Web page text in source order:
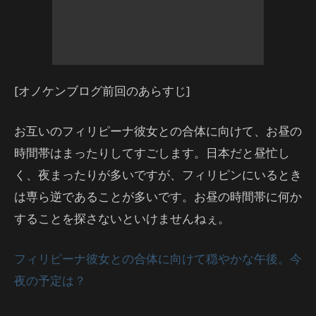
[オノケンブログ前回のあらすじ]
お互いのフィリピーナ彼女との合体に向けて、お昼の
時間帯はまったりしてすごします。日本だと昼忙し
く、夜まったりが多いですが、フィリピンにいるとき
は専ら逆であることが多いです。お昼の時間帯に何か
することを探さないといけませんねぇ。
フィリピーナ彼女との合体に向けて穏やかな午後。今
夜の予定は？